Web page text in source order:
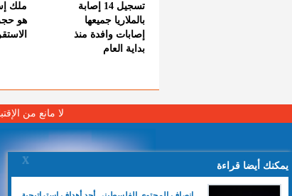
تسجيل 14 إصابة
بالملاريا جميعها
إصابات وافدة منذ
بداية العام
ملك
هو
يمكنك أيضا قراءة
X
لا مانع من